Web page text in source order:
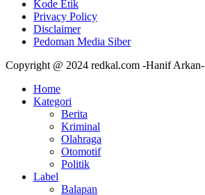
Kode Etik
Privacy Policy
Disclaimer
Pedoman Media Siber
Copyright @ 2024 redkal.com -Hanif Arkan-
Home
Kategori
Berita
Kriminal
Olahraga
Otomotif
Politik
Label
Balapan